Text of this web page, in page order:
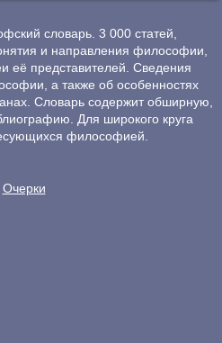
словарь. 3 000 статей,
и направления философии,
её представителей. Сведения
а также об особенностях
Словарь содержит обширную,
Для широкого круга
философией.
Очерки